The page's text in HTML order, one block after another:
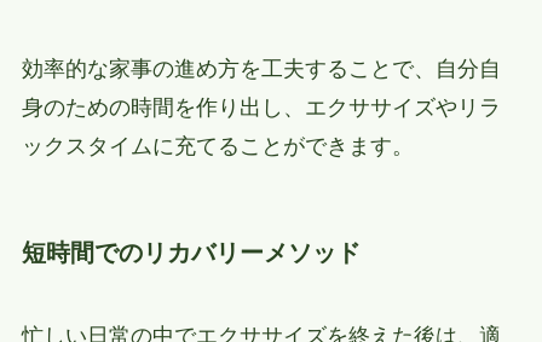
効率的な家事の進め方を工夫することで、自分自
身のための時間を作り出し、エクササイズやリラ
ックスタイムに充てることができます。
短時間でのリカバリーメソッド
忙しい日常の中でエクササイズを終えた後は、適